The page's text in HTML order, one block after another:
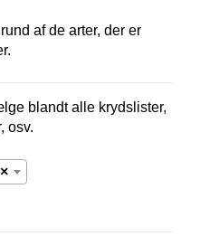
af de arter, der er
blandt alle krydslister,
osv.
×